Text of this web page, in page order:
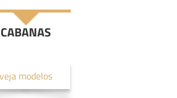
CABANAS
veja modelos